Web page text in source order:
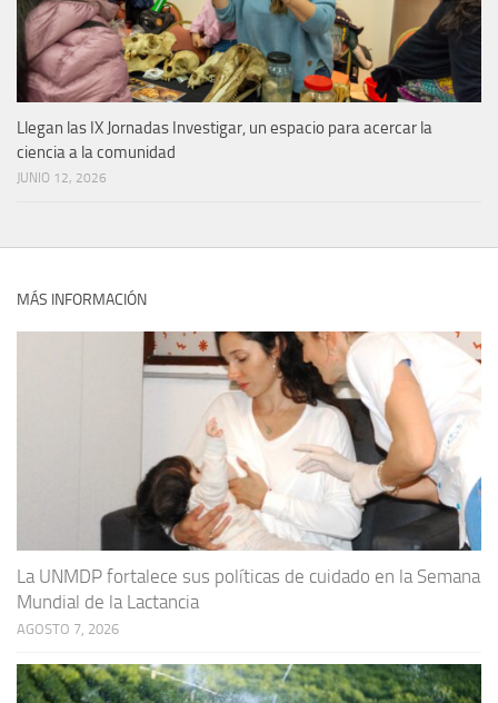
Llegan las IX Jornadas Investigar, un espacio para acercar la
ciencia a la comunidad
JUNIO 12, 2026
MÁS INFORMACIÓN
La UNMDP fortalece sus políticas de cuidado en la Semana
Mundial de la Lactancia
AGOSTO 7, 2026